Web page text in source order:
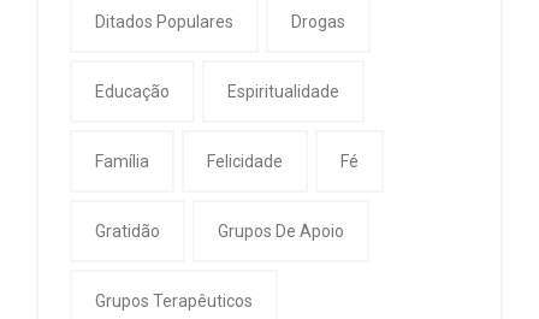
Ditados Populares Drogas
Educação Espiritualidade
Família Felicidade Fé
Gratidão Grupos De Apoio
Grupos Terapêuticos